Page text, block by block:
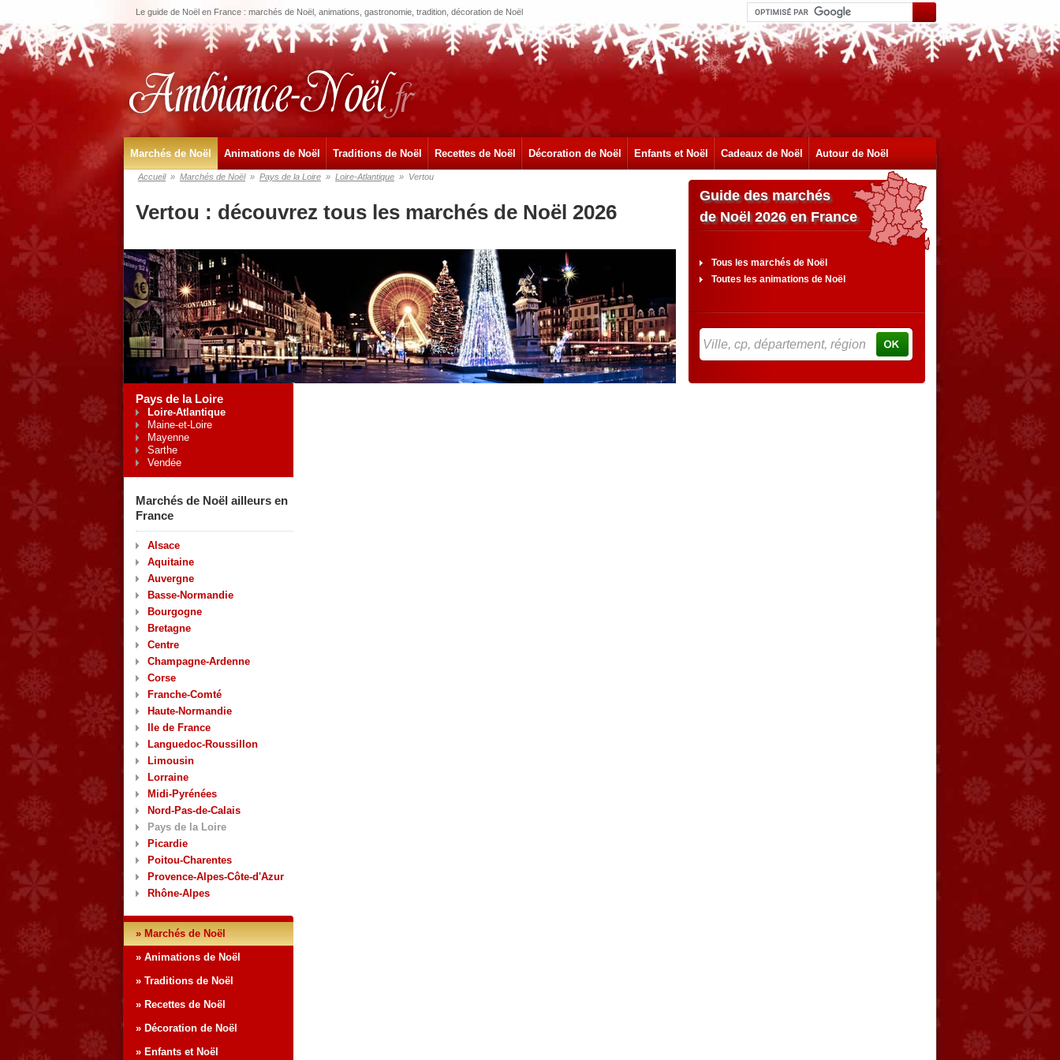
Le guide de Noël en France : marchés de Noël, animations, gastronomie, tradition, décoration de Noël
Marchés de Noël Animations de Noël Traditions de Noël Recettes de Noël Décoration de Noël Enfants et Noël Cadeaux de Noël Autour de Noël
Accueil » Marchés de Noël » Pays de la Loire » Loire-Atlantique » Vertou
Vertou : découvrez tous les marchés de Noël 2026
Pays de la Loire
Loire-Atlantique
Maine-et-Loire
Mayenne
Sarthe
Vendée
Marchés de Noël ailleurs en
France
Alsace
Aquitaine
Auvergne
Basse-Normandie
Bourgogne
Bretagne
Centre
Champagne-Ardenne
Corse
Franche-Comté
Haute-Normandie
Ile de France
Languedoc-Roussillon
Limousin
Lorraine
Midi-Pyrénées
Nord-Pas-de-Calais
Pays de la Loire
Picardie
Poitou-Charentes
Provence-Alpes-Côte-d'Azur
Rhône-Alpes
» Marchés de Noël
» Animations de Noël
» Traditions de Noël
» Recettes de Noël
» Décoration de Noël
» Enfants et Noël
Guide des marchés
de Noël 2026 en France
Tous les marchés de Noël
Toutes les animations de Noël